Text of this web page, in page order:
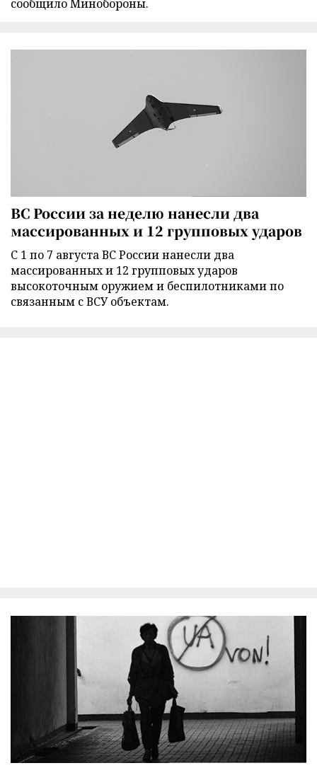
сообщило Минобороны.
ВС России за неделю нанесли два
массированных и 12 групповых ударов
С 1 по 7 августа ВС России нанесли два
массированных и 12 групповых ударов
высокоточным оружием и беспилотниками по
связанным с ВСУ объектам.